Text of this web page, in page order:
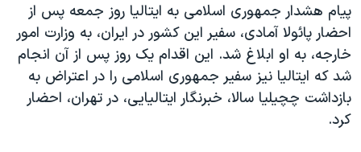
اسرائیل در جنگ
نرگس محمدی برنده جایزه نوبل صلح
همایش محافظه‌کاران آمریکا «سی‌پک»
پیام هشدار جمهوری اسلامی به ایتالیا روز جمعه پس از
احضار پائولا آمادی، سفیر این کشور در ایران، به وزارت امور
خارجه، به او ابلاغ شد. این اقدام یک روز پس از آن انجام
شد که ایتالیا نیز سفیر جمهوری اسلامی را در اعتراض به
بازداشت چچیلیا سالا، خبرنگار ایتالیایی، در تهران، احضار
کرد.